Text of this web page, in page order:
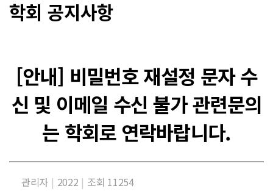
학회 공지사항
[안내] 비밀번호 재설정 문자 수
신 및 이메일 수신 불가 관련문의
는 학회로 연락바랍니다.
관리자 | 2022 | 조회 11254